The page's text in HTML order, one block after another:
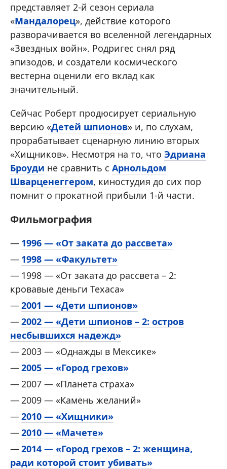
представляет 2-й сезон сериала
«Мандалорец», действие которого
разворачивается во вселенной легендарных
«Звездных войн». Родригес снял ряд
эпизодов, и создатели космического
вестерна оценили его вклад как
значительный.
Сейчас Роберт продюсирует сериальную
версию «Детей шпионов» и, по слухам,
прорабатывает сценарную линию вторых
«Хищников». Несмотря на то, что Эдриана
Броуди не сравнить с Арнольдом
Шварценеггером, киностудия до сих пор
помнит о прокатной прибыли 1-й части.
Фильмография
1996 — «От заката до рассвета»
1998 — «Факультет»
1998 — «От заката до рассвета – 2:
кровавые деньги Техаса»
2001 — «Дети шпионов»
2002 — «Дети шпионов – 2: остров
несбывшихся надежд»
2003 — «Однажды в Мексике»
2005 — «Город грехов»
2007 — «Планета страха»
2009 — «Камень желаний»
2010 — «Хищники»
2010 — «Мачете»
2014 — «Город грехов – 2: женщина,
ради которой стоит убивать»